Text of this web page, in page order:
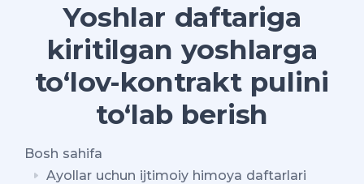
Yoshlar daftariga
kiritilgan yoshlarga
to‘lov-kontrakt pulini
to‘lab berish
Bosh sahifa
Ayollar uchun ijtimoiy himoya daftarlari